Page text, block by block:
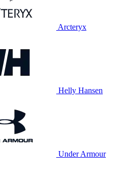
Arcteryx
Helly Hansen
Under Armour